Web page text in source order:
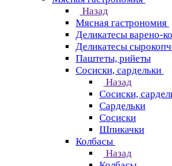
Назад
Мясная гастрономия
Деликатесы варено-
Деликатесы
Паштеты, рийеты
Сосиски, сардельки
Назад
Сосиски,
Сардельки
Сосиски
Шпикачки
Колбасы
Назад